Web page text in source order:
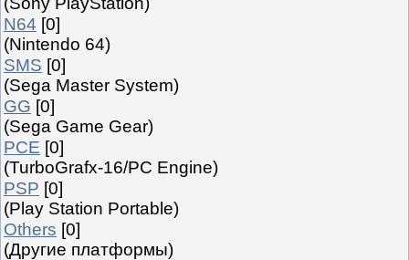
N64 [0]
(Nintendo 64)
SMS [0]
(Sega Master System)
GG [0]
(Sega Game Gear)
PCE [0]
(TurboGrafx-16/PC Engine)
PSP [0]
(Play Station Portable)
Others [0]
(Другие платформы)